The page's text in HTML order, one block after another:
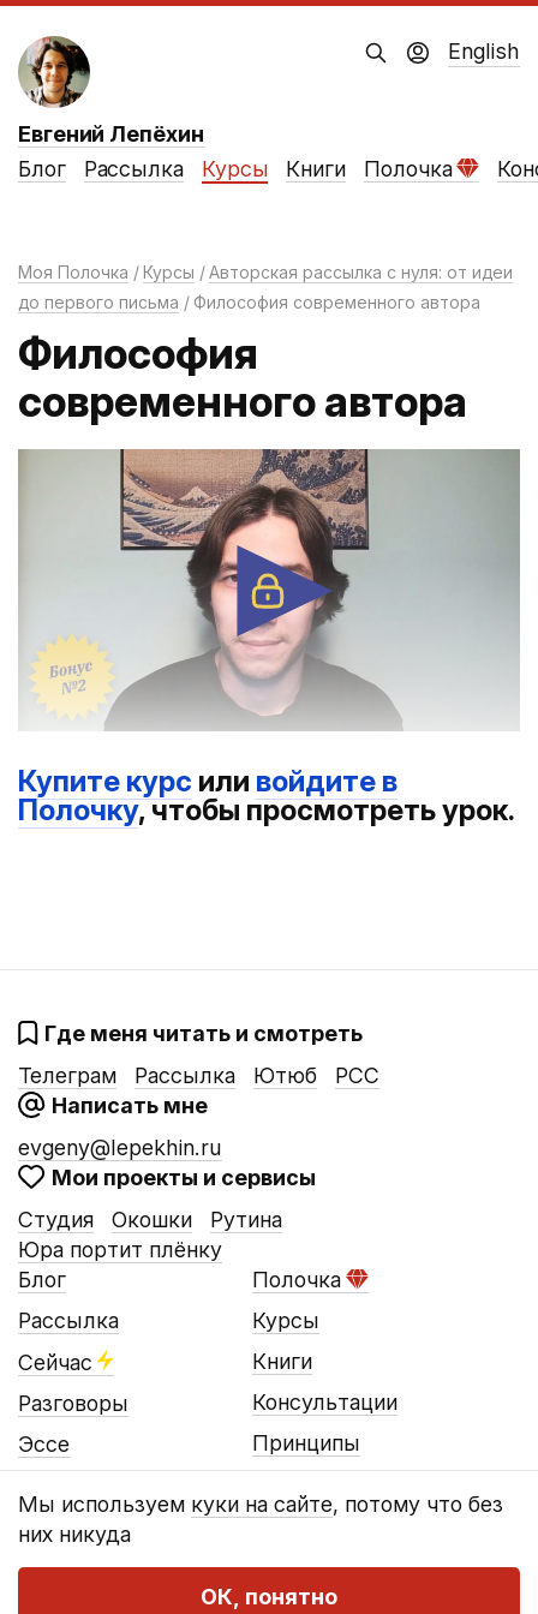
Мы используем куки на сайте, потому что без
них никуда
ОК, понятно
Евгений Лепёхин
Блог
Рассылка Курсы Книги Полочка
English
Моя Полочка Курсы Авторская рассылка с нуля: от идеи
до первого письма
Философия современного автора
Философия
современного автора
Купите курс или войдите в
Полочку, чтобы просмотреть урок.
Где меня читать и смотреть
Телеграм
Рассылка Ютюб
РСС
Написать мне
evgeny@lepekhin.ru
Мои проекты и сервисы
Студия
Окошки
Юра портит плёнку
Рутина
Блог
Рассылка
Сейчас
Разговоры
Эссе
Полочка
Курсы
Книги
Консультации
Принципы
Конфиденциальность